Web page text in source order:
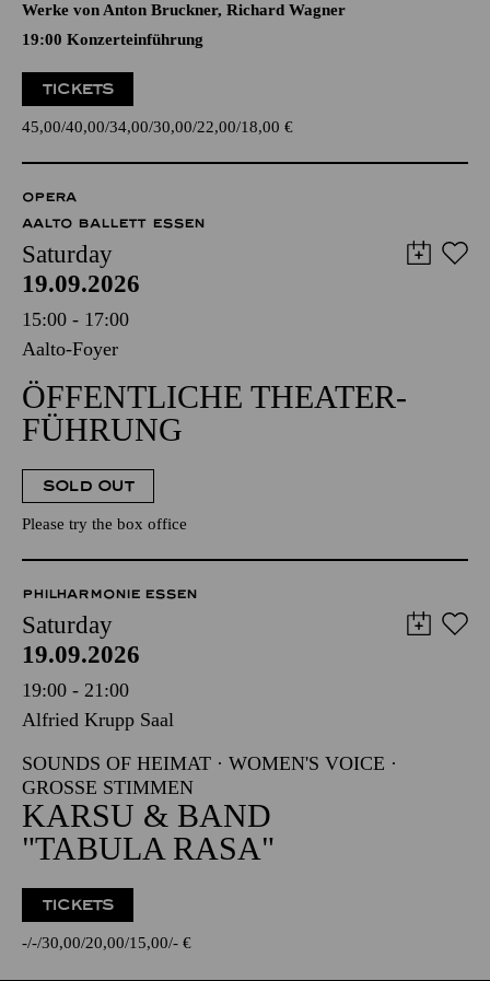
Werke von Anton Bruckner, Richard Wagner
19:00 Konzerteinführung
TICKETS
45,00 40,00 34,00 30,00 22,00 18,00 €
OPERA
AALTO BALLETT ESSEN
Saturday
19.09.2026
15:00 - 17:00
Aalto-Foyer
ÖFFENTLICHE THEATER­
FÜHRUNG
SOLD OUT
Please try the box office
PHILHARMONIE ESSEN
Saturday
19.09.2026
19:00 - 21:00
Alfried Krupp Saal
SOUNDS OF HEIMAT · WOMEN'S VOICE ·
GROSSE STIMMEN
KARSU & BAND
"TABULA RASA"
TICKETS
- - 30,00 20,00 15,00 - €